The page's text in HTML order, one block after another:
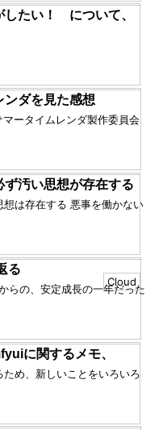
したい！ について、
ション／中二病でも製作委
前回見たのはもうずいぶん
ンダを見た感想
ータイムレンダ製作委員会
術後で安静なので、去年の
ず汚い思想が存在する
は存在する 悪事を働かない
かったのではなく、悪事を
る
らの、安定成長の一年だった
うのは、ミレニアムパレー
Cloud
に関するメモ、
め、新しいことをいろいろ
comfyuiを勉強した comfyui